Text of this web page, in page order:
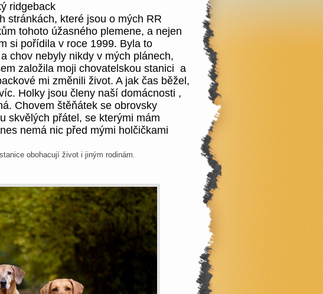
ridgeback
stránkách, které jsou o mých RR
tohoto úžasného plemene, a nejen
si pořídila v roce 1999. Byla to
chov nebyly nikdy v mých plánech,
založila moji chovatelskou stanici a
mi změnili život. A jak čas běžel,
Holky jsou členy naší domácnosti ,
Chovem štěňátek se obrovsky
skvělých přátel, se kterými mám
nemá nic před mými holčičkami
obohacují život i jiným rodinám.